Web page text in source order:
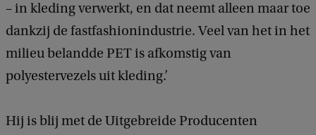
– in kleding verwerkt, en dat neemt alleen maar toe
dankzij de fastfashionindustrie. Veel van het in het
milieu belandde PET is afkomstig van
polyestervezels uit kleding.’
Hij is blij met de Uitgebreide Producenten